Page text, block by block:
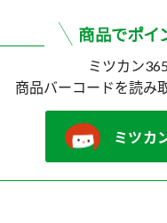
ミツカン
商品バーコードを読み
ミツカ